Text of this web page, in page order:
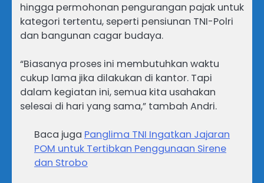
hingga permohonan pengurangan pajak untuk
kategori tertentu, seperti pensiunan TNI-Polri
dan bangunan cagar budaya.
“Biasanya proses ini membutuhkan waktu
cukup lama jika dilakukan di kantor. Tapi
dalam kegiatan ini, semua kita usahakan
selesai di hari yang sama,” tambah Andri.
Baca juga Panglima TNI Ingatkan Jajaran
POM untuk Tertibkan Penggunaan Sirene
dan Strobo